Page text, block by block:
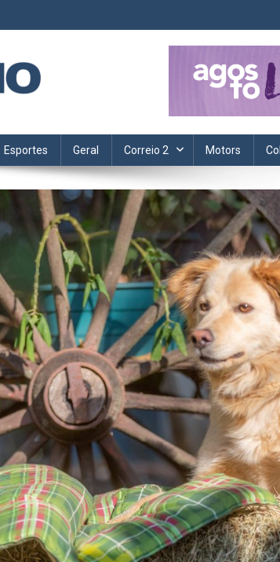
no Correio Paulista. Informação, política, saúde,
Esportes Geral Correio 2 Motors